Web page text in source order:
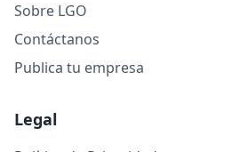
Sobre LGO
Contáctanos
Publica tu empresa
Legal